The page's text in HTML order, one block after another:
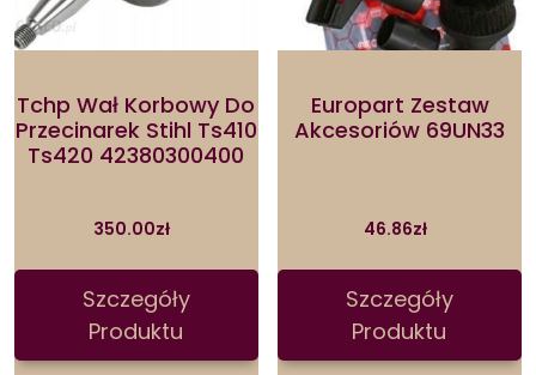
Tchp Wał Korbowy Do
Przecinarek Stihl Ts410
Ts420 42380300400
350.00zł
Szczegóły
Produktu
Europart Zestaw
Akcesoriów 69UN33
46.86zł
Szczegóły
Produktu